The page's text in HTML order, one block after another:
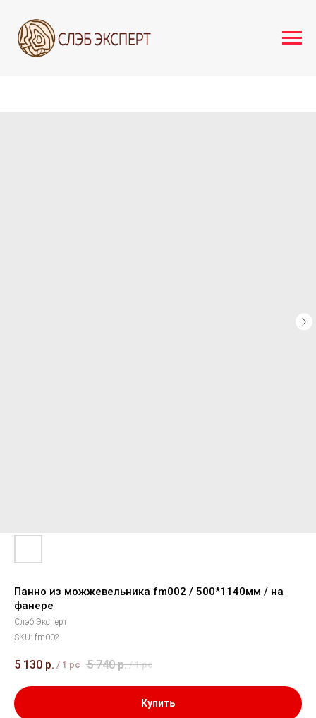
Панно из можжевельника fm002 / 500*1140мм / на
фанере
Слэб Эксперт
SKU: fm002
5 130 р. / 1 pc 5 740 р. / 1 pc
Купить